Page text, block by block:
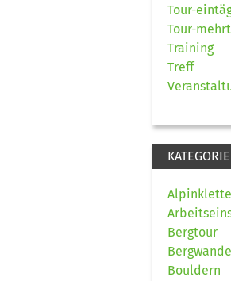
Tour-
Tour-
Training
Treff
KATEGORIE
Bergtour
Bouldern